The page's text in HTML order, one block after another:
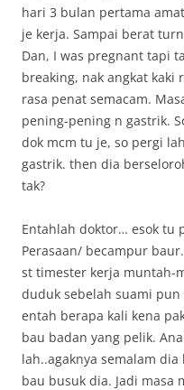
hari 3 bulan pertama
je kerja. Sampai berat
Dan, I was pregnant tapi
breaking, nak angkat kaki
rasa penat semacam.
pening-pening n gastrik.
dok mcm tu je, so pergi
gastrik. then dia
tak?
Entahlah doktor… esok tu
Perasaan/ becampur
st timester kerja muntah-
duduk sebelah suami
entah berapa kali kena
bau badan yang pelik.
lah..agaknya semalam
bau busuk dia. Jadi masa